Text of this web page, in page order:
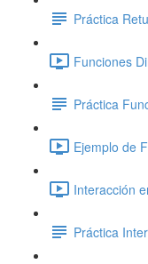
Práctica
Funciones
Práctica
Ejemplo de
Interacción
Práctica